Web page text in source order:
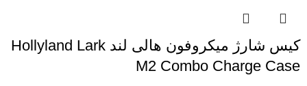
کیس شارژ میکروفون هالی لند Hollyland Lark
M2 Combo Charge Case